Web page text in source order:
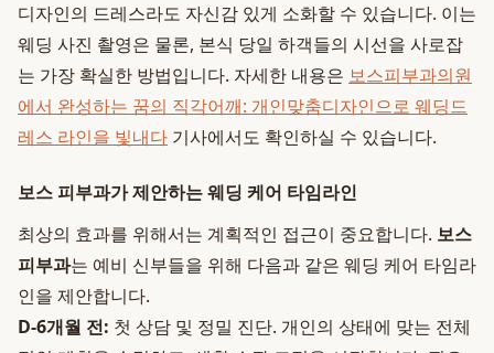
디자인의 드레스라도 자신감 있게 소화할 수 있습니다. 이는
웨딩 사진 촬영은 물론, 본식 당일 하객들의 시선을 사로잡
는 가장 확실한 방법입니다. 자세한 내용은 보스피부과의원
에서 완성하는 꿈의 직각어깨: 개인맞춤디자인으로 웨딩드
레스 라인을 빛내다 기사에서도 확인하실 수 있습니다.
보스 피부과가 제안하는 웨딩 케어 타임라인
최상의 효과를 위해서는 계획적인 접근이 중요합니다. 보스
피부과는 예비 신부들을 위해 다음과 같은 웨딩 케어 타임라
인을 제안합니다.
D-6개월 전: 첫 상담 및 정밀 진단. 개인의 상태에 맞는 전체